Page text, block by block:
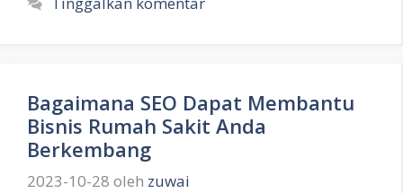
Bagaimana SEO Dapat Membantu
Bisnis Rumah Sakit Anda
Berkembang
2023-10-28 oleh zuwai